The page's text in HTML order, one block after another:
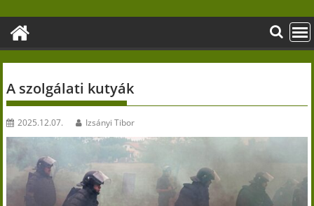
content
A szolgálati kutyák
2025.12.07. Izsányi Tibor